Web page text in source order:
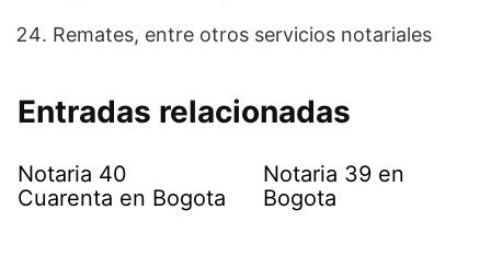
Remates, entre otros servicios notariales
Entradas relacionadas
Notaria 40
Cuarenta en Bogota
Notaria 39 en
Bogota